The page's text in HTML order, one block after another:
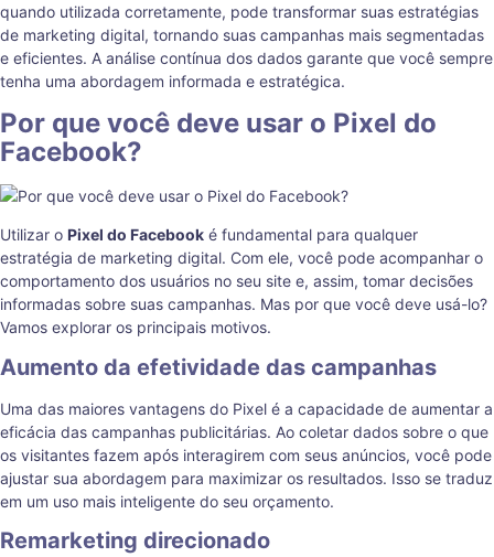
quando utilizada corretamente, pode transformar suas estratégias
de marketing digital, tornando suas campanhas mais segmentadas
e eficientes. A análise contínua dos dados garante que você sempre
tenha uma abordagem informada e estratégica.
Por que você deve usar o Pixel do
Facebook?
Utilizar o Pixel do Facebook é fundamental para qualquer
estratégia de marketing digital. Com ele, você pode acompanhar o
comportamento dos usuários no seu site e, assim, tomar decisões
informadas sobre suas campanhas. Mas por que você deve usá-lo?
Vamos explorar os principais motivos.
Aumento da efetividade das campanhas
Uma das maiores vantagens do Pixel é a capacidade de aumentar a
eficácia das campanhas publicitárias. Ao coletar dados sobre o que
os visitantes fazem após interagirem com seus anúncios, você pode
ajustar sua abordagem para maximizar os resultados. Isso se traduz
em um uso mais inteligente do seu orçamento.
Remarketing direcionado